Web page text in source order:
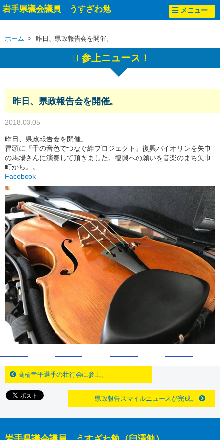
岩手県議会議員 うすざわ勉 メニュー
ホーム > 昨日、県政報告会を開催。
参上ニュース！
昨日、県政報告会を開催。
2018.03.05
昨日、県政報告会を開催。
冒頭に『千の音色でつなぐ絆プロジェクト』復興バイオリンを矢巾
の馬場さんに演奏して頂きました。復興への願いを音楽のまち矢巾
町から。。
Facebook
髙橋幸平選手の壮行会に参上。
県政報告スマイルニュースが完成。